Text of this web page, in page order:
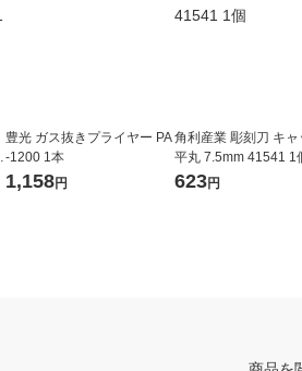
豊光 ガス抜きプライヤー PA
-1200 1本
1,158円
角利産業 彫刻刀 キャ
平丸 7.5mm 41541 1
623円